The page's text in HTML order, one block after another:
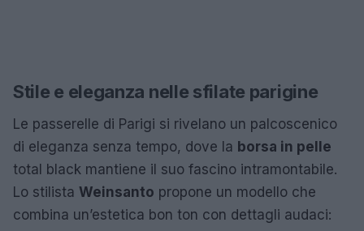
Stile e eleganza nelle sfilate parigine
Le passerelle di Parigi si rivelano un palcoscenico
di eleganza senza tempo, dove la borsa in pelle
total black mantiene il suo fascino intramontabile.
Lo stilista Weinsanto propone un modello che
combina un’estetica bon ton con dettagli audaci: